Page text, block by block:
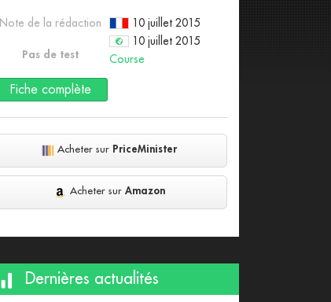
10 juillet 2015
10 juillet 2015
Course
Note de la rédaction
Pas de test
Fiche complète
Acheter sur PriceMinister
Acheter sur Amazon
Dernières actualités